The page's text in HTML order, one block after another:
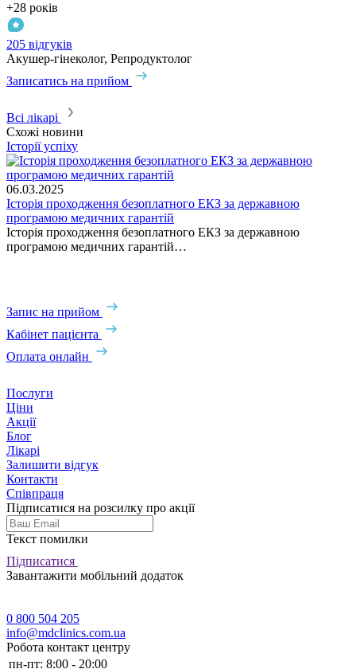
+28 років
205 відгуків
Акушер-гінеколог, Репродуктолог
Записатись на прийом
Всі лікарі
Схожі новини
Історії успіху
06.03.2025
Історія проходження безоплатного ЕКЗ за державною
програмою медичних гарантій
Історія проходження безоплатного ЕКЗ за державною
програмою медичних гарантій…
Запис на прийом
Кабінет пацієнта
Оплата онлайн
Послуги
Ціни
Акції
Блог
Лікарі
Залишити відгук
Контакти
Співпраця
Підписатися на розсилку про акції
Текст помилки
Підписатися
Завантажити мобільний додаток
0 800 504 205
info@mdclinics.com.ua
Робота контакт центру
пн-пт: 8:00 - 20:00